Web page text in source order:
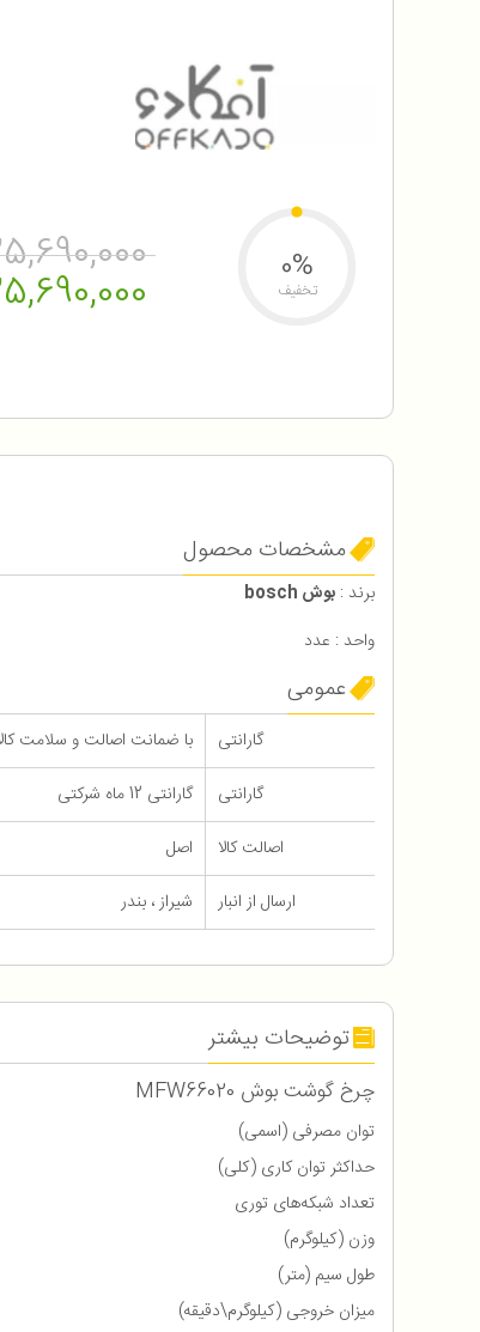
0%
تخفیف
مشخصات محصول
برند : بوش bosch
واحد : عدد
عمومی
گارانتی
با ضمانت اصالت و سلامت کالا به همراه 12
گارانتی
گارانتی 12 ماه شرکتی
اصالت کالا
اصل
ارسال از انبار
شیراز ، بندر
توضیحات بیشتر
چرخ گوشت بوش MFW66020
توان مصرفی (اسمی)
حداکثر توان کاری (کلی)
تعداد شبکه‌های توری
وزن (کیلوگرم)
طول سیم (متر)
میزان خروجی (کیلوگرم\دقیقه)